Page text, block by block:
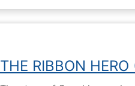
THE RIBBON